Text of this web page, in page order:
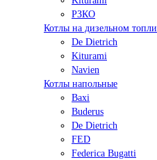
РЗКО
Котлы на дизельном
De Dietrich
Kiturami
Navien
Котлы напольные
Baxi
Buderus
De Dietrich
FED
Federica Bugatti